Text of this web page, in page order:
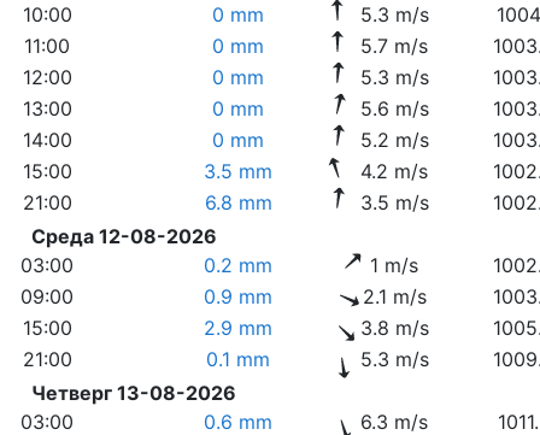
10:00
0 mm 5.3 m/s
11:00
0 mm 5.7 m/s
12:00
0 mm 5.3 m/s
13:00
0 mm 5.6 m/s
14:00
0 mm 5.2 m/s
15:00
3.5 mm 4.2 m/s
21:00
6.8 mm 3.5 m/s
Среда 12-08-2026
03:00
0.2 mm 1 m/s
09:00
0.9 mm 2.1 m/s
15:00
2.9 mm 3.8 m/s
21:00
0.1 mm 5.3 m/s
Четверг 13-08-2026
03:00
0.6 mm 6.3 m/s